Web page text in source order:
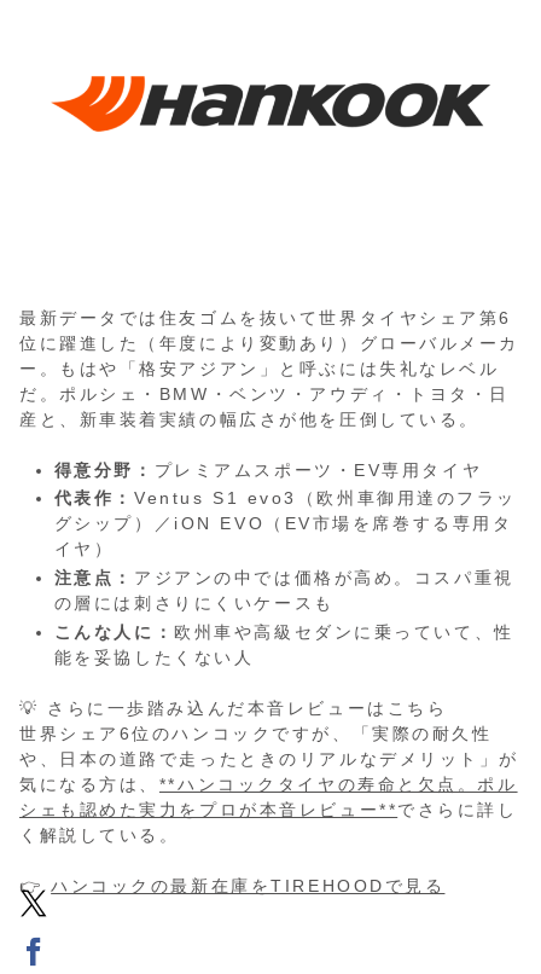
最新データでは住友ゴムを抜いて世界タイヤシェア第6
位に躍進した（年度により変動あり）グローバルメーカ
ー。もはや「格安アジアン」と呼ぶには失礼なレベル
だ。ポルシェ・BMW・ベンツ・アウディ・トヨタ・日
産と、新車装着実績の幅広さが他を圧倒している。
得意分野： プレミアムスポーツ・EV専用タイヤ
代表作：Ventus S1 evo3（欧州車御用達のフラッ
グシップ）／iON EVO（EV市場を席巻する専用タ
イヤ）
注意点： アジアンの中では価格が高め。コスパ重視
の層には刺さりにくいケースも
こんな人に： 欧州車や高級セダンに乗っていて、性
能を妥協したくない人
💡 さらに一歩踏み込んだ本音レビューはこちら
世界シェア6位のハンコックですが、「実際の耐久性
や、日本の道路で走ったときのリアルなデメリット」が
気になる方は、 **ハンコックタイヤの寿命と欠点。ポル
シェも認めた実力をプロが本音レビュー**でさらに詳し
く解説している。
👉ハンコックの最新在庫をTIREHOODで見る